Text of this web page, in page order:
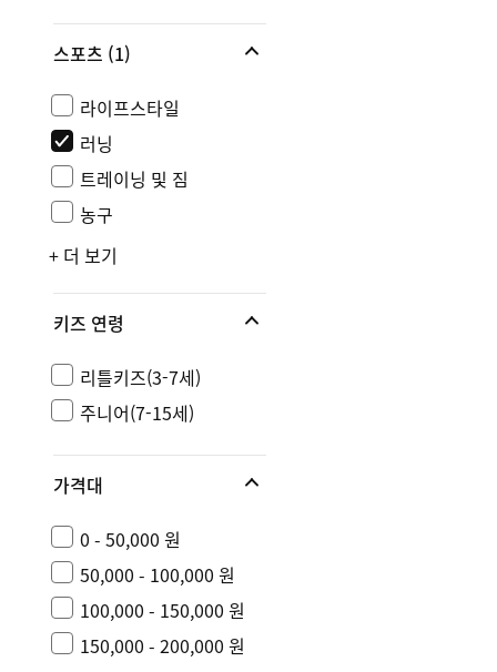
스포츠 (1)
라이프스타일
러닝
트레이닝 및 짐
농구
+ 더 보기
키즈 연령
리틀키즈(3-7세)
주니어(7-15세)
가격대
0 - 50,000 원
50,000 - 100,000 원
100,000 - 150,000 원
150,000 - 200,000 원